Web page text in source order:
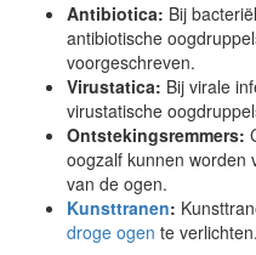
Antibiotica: Bij
antibiotische
voorgeschreven.
Virustatica: Bij virale
virustatische
Ontstekingsremmers:
oogzalf kunnen worden
van de ogen.
Kunsttranen:
droge ogen te verlichten.